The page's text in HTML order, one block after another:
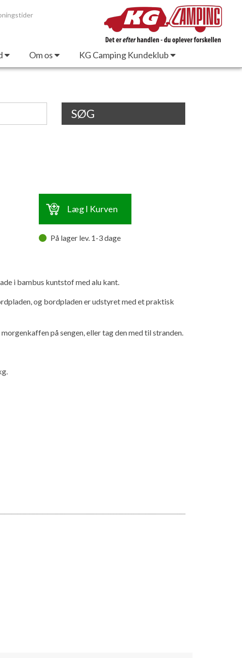
Om os KG Camping Kundeklub
SØG
Læg I Kurven
På lager lev. 1-3 dage
i bambus kuntstof med alu kant.
og bordpladen er udstyret med et praktisk
på sengen, eller tag den med til stranden.